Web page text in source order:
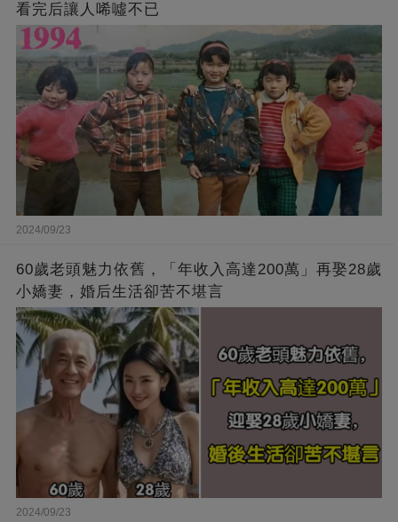
看完后讓人唏噓不已
2024/09/23
60歲老頭魅力依舊，「年收入高達200萬」再娶28歲
小嬌妻，婚后生活卻苦不堪言
2024/09/23